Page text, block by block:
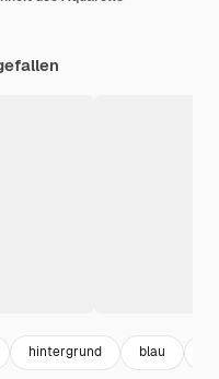
hintergrund blau